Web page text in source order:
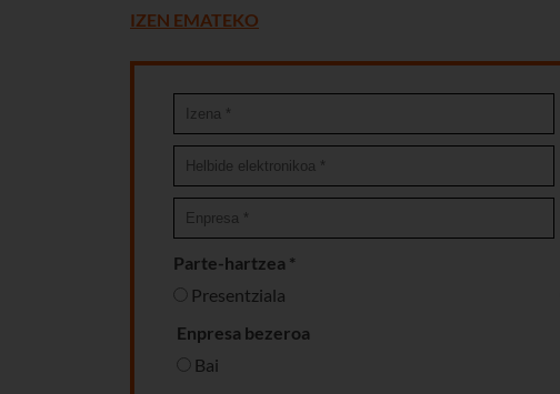
IZEN EMATEKO
Parte-hartzea *
Presentziala
Enpresa bezeroa
Bai